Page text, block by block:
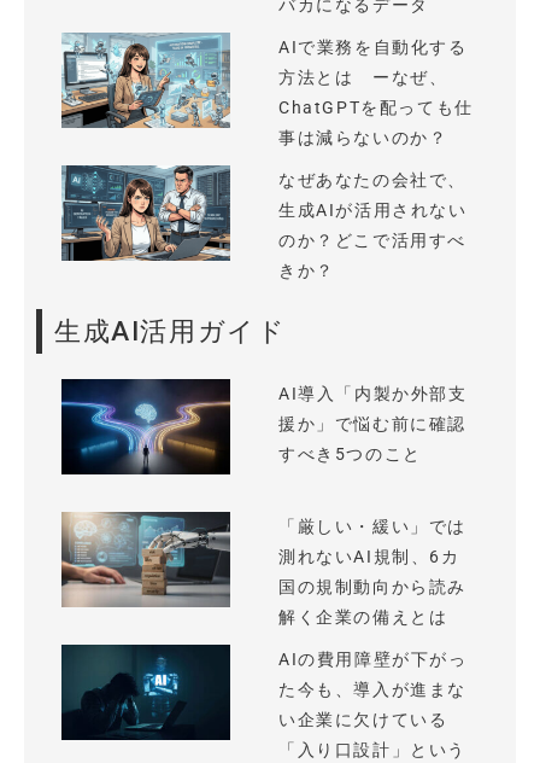
バカになるデータ
AIで業務を自動化する
方法とは ーなぜ、
ChatGPTを配っても仕
事は減らないのか？
なぜあなたの会社で、
生成AIが活用されない
のか？どこで活用すべ
きか？
生成AI活用ガイド
AI導入「内製か外部支
援か」で悩む前に確認
すべき5つのこと
「厳しい・緩い」では
測れないAI規制、6カ
国の規制動向から読み
解く企業の備えとは
AIの費用障壁が下がっ
た今も、導入が進まな
い企業に欠けている
「入り口設計」という